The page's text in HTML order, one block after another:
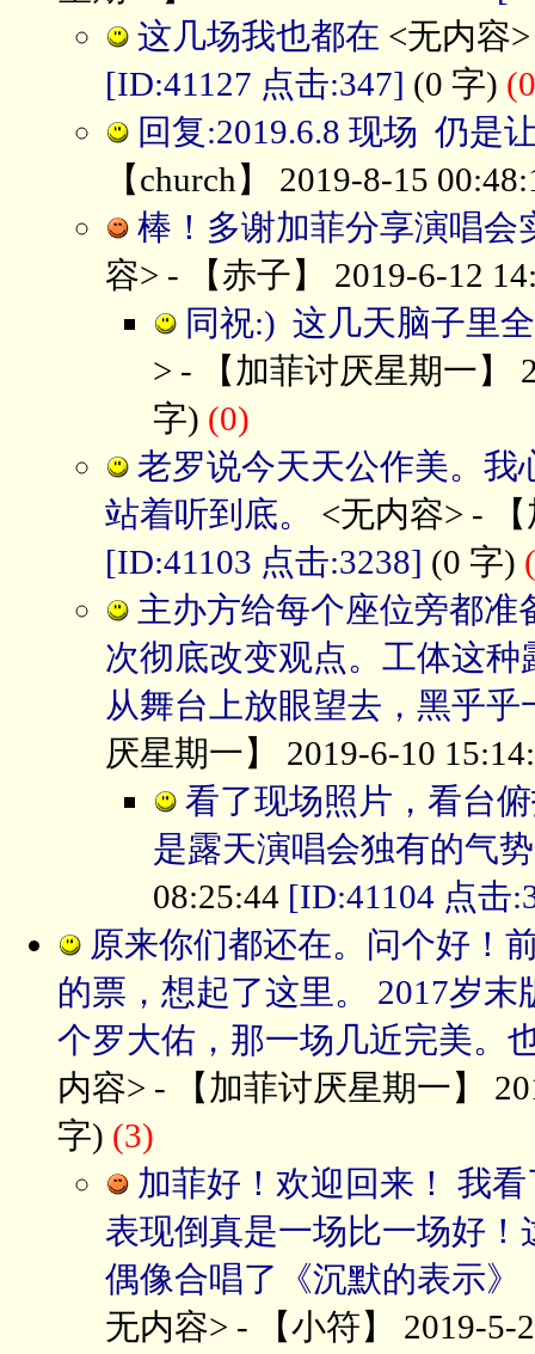
这几场我也都在 <无内容
[ID:41127 点击:347] (0 字)
回复:2019.6.8 现场 仍是
【church】 2019-8-15
棒！多谢加菲分享演唱会
容> - 【赤子】 2019-6-12
同祝:) 这几天脑子里
> - 【加菲讨厌星期一】
字) (0)
老罗说今天天公作美。我
站着听到底。
<无内容> -
[ID:41103 点击:3238] (0 字)
主办方给每个座位旁都
次彻底改变观点。工体这
从舞台上放眼望去，黑乎
厌星期一】 2019-6-10
看了现场照片，看台
是露天演唱会独有的气
08:25:44 [ID:41104 点击
原来你们都还在。问个好！
的票，想起了这里。 2017岁
个罗大佑，那一场几近完美。
内容> - 【加菲讨厌星期一】
字) (3)
加菲好！欢迎回来！ 我
表现倒真是一场比一场好
偶像合唱了《沉默的表示
无内容> - 【小符】 2019-5-